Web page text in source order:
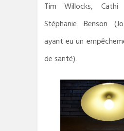
Tim Willocks,
Stéphanie Benson
ayant eu un
de santé).